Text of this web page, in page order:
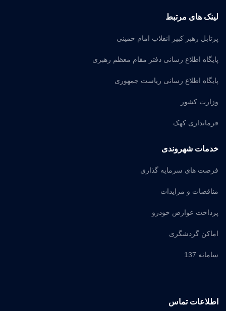
لینک های مرتبط
پرتابل رهبر کبیر انقلاب امام خمینی
پایگاه اطلاع رسانی دفتر مقام معظم رهبری
پایگاه اطلاع رسانی ریاست جمهوری
وزارت کشور
فرمانداری کهک
خدمات شهروندی
فرصت های سرمایه گذاری
مناقصات و مزایدات
پرداخت عوارض خودرو
اماکن گردشگری
سامانه 137
اطلاعات تماس